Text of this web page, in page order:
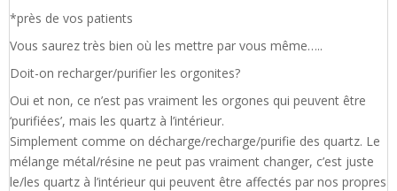
*près de vos patients
Vous saurez très bien où les mettre par vous même…..
Doit-on recharger/purifier les orgonites?
Oui et non, ce n’est pas vraiment les orgones qui peuvent être
‘purifiées’, mais les quartz à l’intérieur.
Simplement comme on décharge/recharge/purifie des quartz. Le
mélange métal/résine ne peut pas vraiment changer, c’est juste
le/les quartz à l’intérieur qui peuvent être affectés par nos propres